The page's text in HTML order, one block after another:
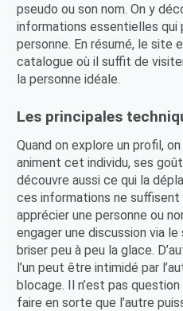
pseudo ou son nom. On y
informations essentielles
personne. En résumé, le site
catalogue où il suffit de
la personne idéale.
Les principales
Quand on explore un profil,
animent cet individu, ses
découvre aussi ce qui la
ces informations ne
apprécier une personne ou
engager une discussion via le
briser peu à peu la glace.
l’un peut être intimidé par
blocage. Il n’est pas
faire en sorte que l’autre